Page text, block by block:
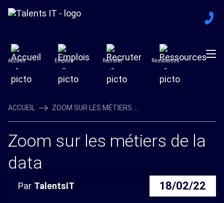
Accueil Emplois Recruter Ressources
ACCUEIL ZOOM SUR LES MÉTIERS ...
Zoom sur les métiers de la
data
18/02/22
Par TalentsIT